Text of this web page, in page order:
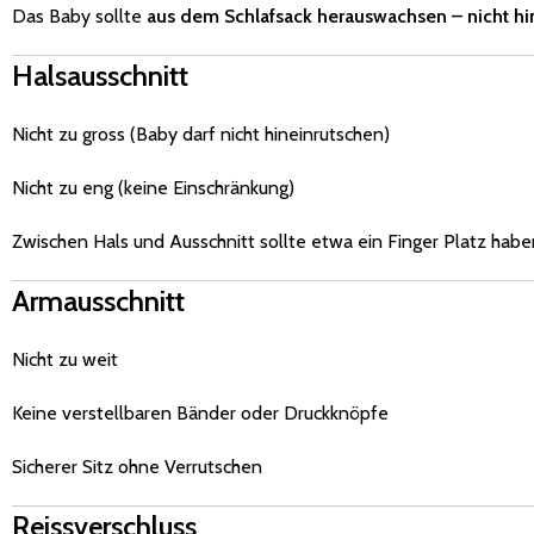
Das Baby sollte aus dem Schlafsack herauswachsen – nicht
Halsausschnitt
Nicht zu gross (Baby darf nicht hineinrutschen)
Nicht zu eng (keine Einschränkung)
Zwischen Hals und Ausschnitt sollte etwa ein Finger Platz
Armausschnitt
Nicht zu weit
Keine verstellbaren Bänder oder Druckknöpfe
Sicherer Sitz ohne Verrutschen
Reissverschluss